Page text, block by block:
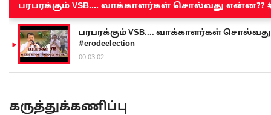
பரபரக்கும் VSB.... வாக்காளர்கள் சொல்வது என்ன??
பரபரக்கும் VSB.... வாக்காளர்கள் சொல்வது
#erodeelection
00:03:02
கருத்துக்கணிப்பு